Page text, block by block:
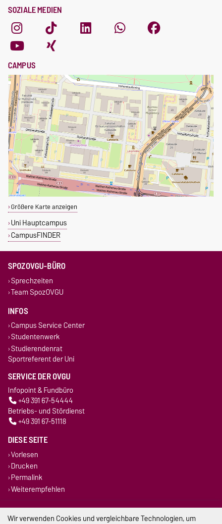
SOZIALE MEDIEN
CAMPUS
Größere Karte anzeigen
Uni Hauptcampus
CampusFINDER
SPOZOVGU-BÜRO
Sprechzeiten
Team SpozOVGU
INFOS
Campus Service Center
Studentenwerk
Studierendenrat
Sportreferent der Uni
SERVICE DER OVGU
Infopoint & Fundbüro
+49 391 67-54444
Betriebs- und Stördienst
+49 391 67-51118
DIESE SEITE
Vorlesen
Drucken
Permalink
Weiterempfehlen
Impressum
Wir verwenden Cookies und vergleichbare Technologien, um